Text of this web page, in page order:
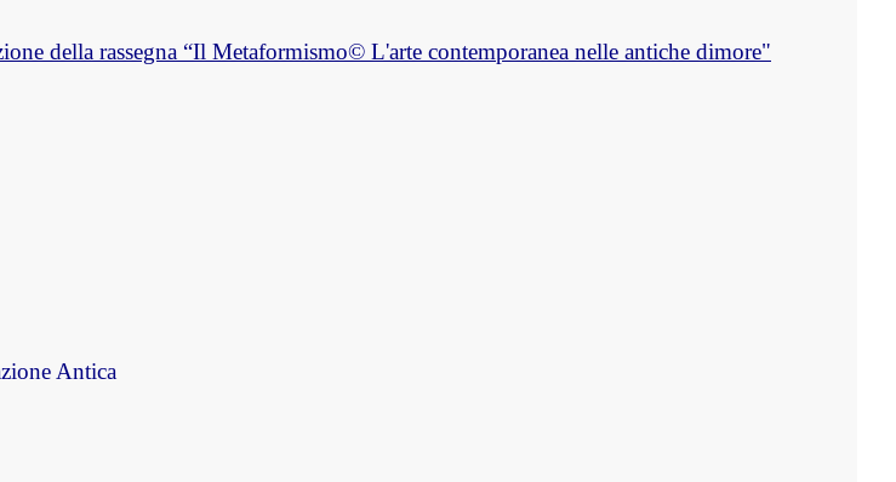
della rassegna “Il Metaformismo© L'arte contemporanea nelle antiche dimore"
Antica